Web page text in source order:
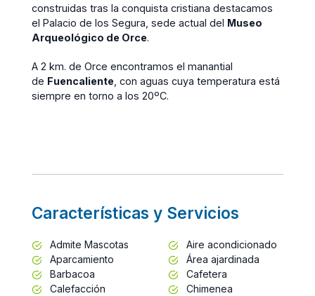
construidas tras la conquista cristiana destacamos
el Palacio de los Segura, sede actual del Museo
Arqueológico de Orce.
A 2 km. de Orce encontramos el manantial
de Fuencaliente , con aguas cuya temperatura está
siempre en torno a los 20ºC.
Características y Servicios
Admite Mascotas
Aire acondicionado
Aparcamiento
Área ajardinada
Barbacoa
Cafetera
Calefacción
Chimenea